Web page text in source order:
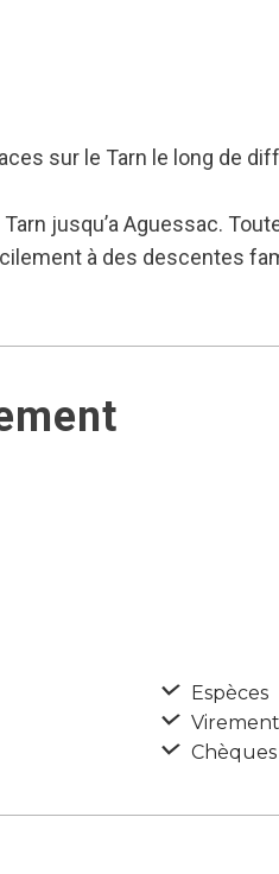
sur le Tarn le long de
jusqu’a Aguessac.
à des descentes
Espèces